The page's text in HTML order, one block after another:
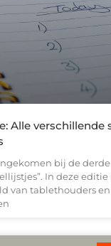
Alle verschillende
bij de
In deze
van tablethouders